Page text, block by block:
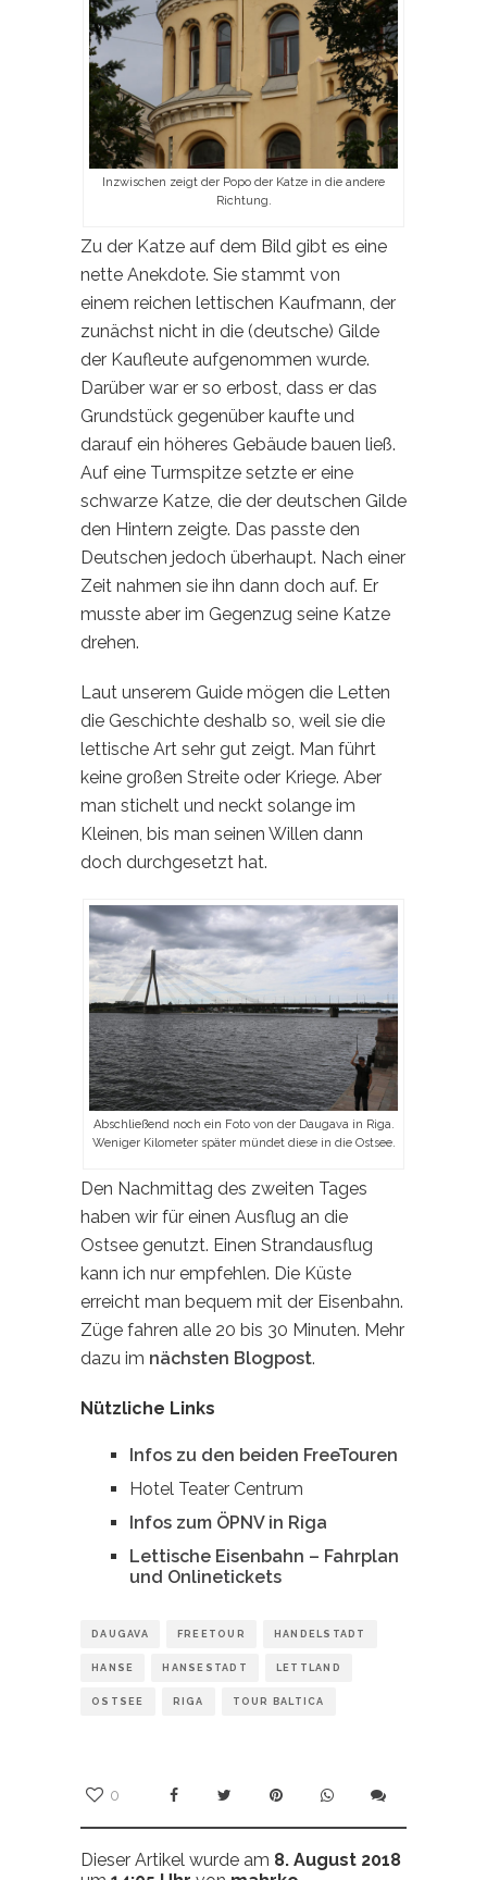
Inzwischen zeigt der Popo der Katze in die andere
Richtung.
Zu der Katze auf dem Bild gibt es eine
nette Anekdote. Sie stammt von
einem reichen lettischen Kaufmann, der
zunächst nicht in die (deutsche) Gilde
der Kaufleute aufgenommen wurde.
Darüber war er so erbost, dass er das
Grundstück gegenüber kaufte und
darauf ein höheres Gebäude bauen ließ.
Auf eine Turmspitze setzte er eine
schwarze Katze, die der deutschen Gilde
den Hintern zeigte. Das passte den
Deutschen jedoch überhaupt. Nach einer
Zeit nahmen sie ihn dann doch auf. Er
musste aber im Gegenzug seine Katze
drehen.
Laut unserem Guide mögen die Letten
die Geschichte deshalb so, weil sie die
lettische Art sehr gut zeigt. Man führt
keine großen Streite oder Kriege. Aber
man stichelt und neckt solange im
Kleinen, bis man seinen Willen dann
doch durchgesetzt hat.
Abschließend noch ein Foto von der Daugava in Riga.
Weniger Kilometer später mündet diese in die Ostsee.
Den Nachmittag des zweiten Tages
haben wir für einen Ausflug an die
Ostsee genutzt. Einen Strandausflug
kann ich nur empfehlen. Die Küste
erreicht man bequem mit der Eisenbahn.
Züge fahren alle 20 bis 30 Minuten. Mehr
dazu im nächsten Blogpost.
Nützliche Links
Infos zu den beiden FreeTouren
Hotel Teater Centrum
Infos zum ÖPNV in Riga
Lettische Eisenbahn – Fahrplan
und Onlinetickets
DAUGAVA FREETOUR HANDELSTADT
HANSE HANSESTADT LETTLAND
OSTSEE RIGA TOUR BALTICA
0
Dieser Artikel wurde am 8. August 2018